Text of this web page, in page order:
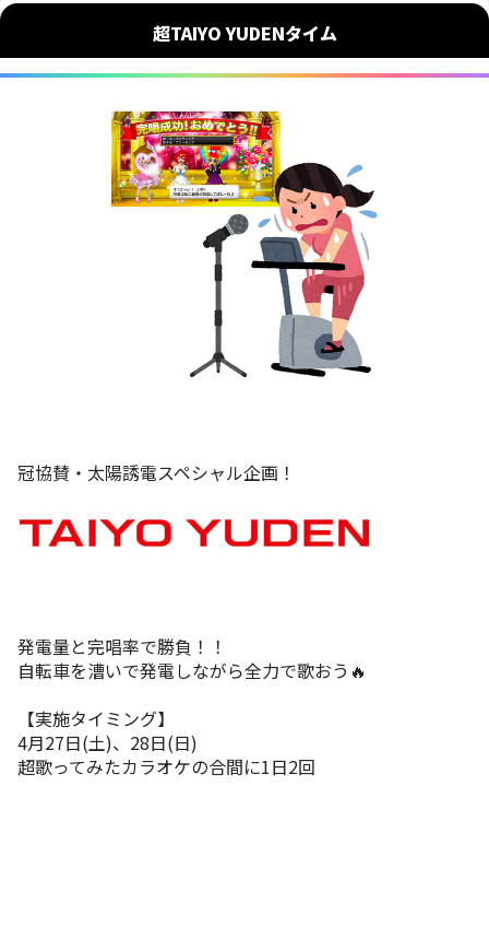
超TAIYO YUDENタイム
冠協賛・太陽誘電スペシャル企画！
発電量と完唱率で勝負！！
自転車を漕いで発電しながら全力で歌おう🔥
【実施タイミング】
4月27日(土)、28日(日)
超歌ってみたカラオケの合間に1日2回